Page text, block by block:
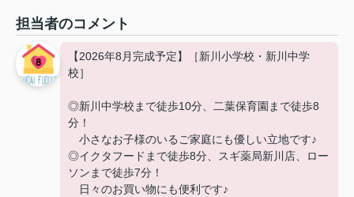
担当者のコメント
【2026年8月完成予定】［新川小学校・新川中学
校］
◎新川中学校まで徒歩10分、二葉保育園まで徒歩8
分！
小さなお子様のいるご家庭にも優しい立地です♪
◎イクタフードまで徒歩8分、スギ薬局新川店、ロー
ソンまで徒歩7分！
日々のお買い物にも便利です♪